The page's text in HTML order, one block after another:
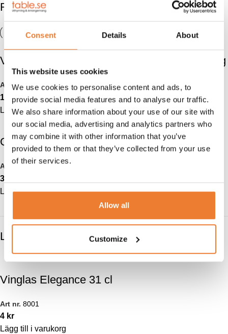
Consent Details About
This website uses cookies
We use cookies to personalise content and ads, to
provide social media features and to analyse our traffic.
We also share information about your use of our site with
our social media, advertising and analytics partners who
may combine it with other information that you’ve
provided to them or that they’ve collected from your use
of their services.
Allow all
Customize
RELATERADE PRODUKTER
Vinöppnare
Art nr.7104
15
kr
Lägg till i varukorg
Iskuber i kyllåda 10 kg
Art nr.7100
267 kr
Lägg till i varukorg
Glaspaket Impulse
Art nr.8005
30
Lägg till i varukorg
LIKNANDE PRODUKTER
Vinglas Elegance 31 cl
Art nr. 8001
4 kr
Lägg till i varukorg